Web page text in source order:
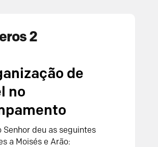
2
de
no
Senhordeu as seguintes
a Moisés e Arão: